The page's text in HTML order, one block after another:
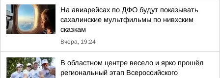
На авиарейсах по ДФО будут показывать
сахалинские мультфильмы по нивхским
сказкам
Вчера, 19:24
В областном центре весело и ярко прошёл
региональный этап Всероссийского